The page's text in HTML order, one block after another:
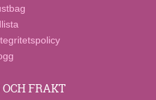
FRAKT